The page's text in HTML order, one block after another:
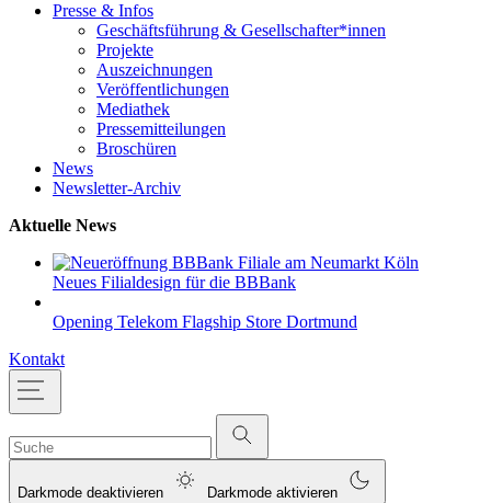
Presse & Infos
Geschäftsführung & Gesellschafter*innen
Projekte
Auszeichnungen
Veröffentlichungen
Mediathek
Pressemitteilungen
Broschüren
News
Newsletter-Archiv
Aktuelle News
Neues Filialdesign für die BBBank
Opening Telekom Flagship Store Dortmund
Kontakt
Darkmode deaktivieren Darkmode aktivieren